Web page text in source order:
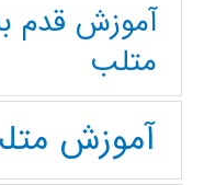
آموزش قدم
متلب
آموزش